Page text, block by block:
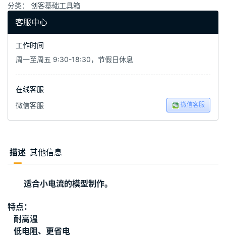
分类： 创客基础工具箱
客服中心
工作时间
周一至周五 9:30-18:30，节假日休息
在线客服
微信客服
微信客服
描述 其他信息
适合小电流的模型制作。
特点：
耐高温
低电阻、更省电